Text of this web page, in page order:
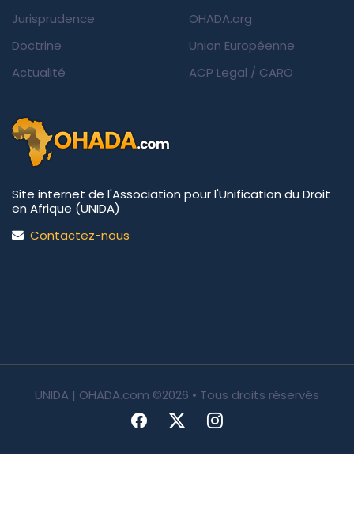
Jurisprudence
Doctrine
Actualité
OHADA.org
Union Européenne
ACP Legal / CARO
Site internet de l'Association pour l'Unification du Droit
en Afrique (UNIDA)
Contactez-nous
UNIDA | OHADA.com ©2026 • Tous droits réservés